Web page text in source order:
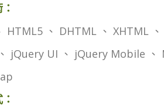
HTML5 、 DHTML 、 XHTML 、
jQuery UI 、 jQuery Mobile 、